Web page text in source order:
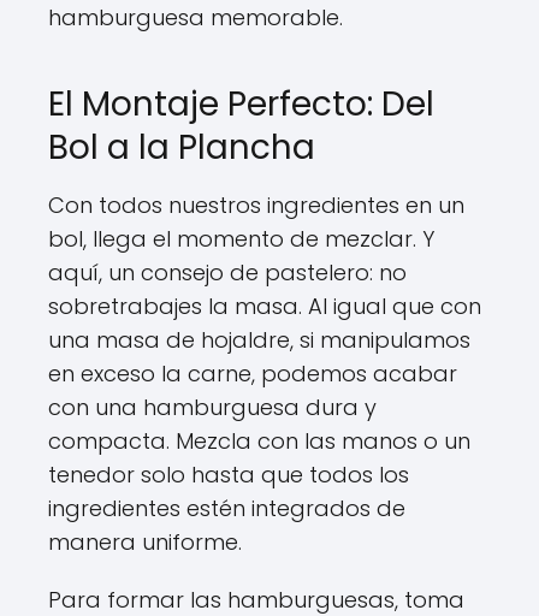
hamburguesa memorable.
El Montaje Perfecto: Del
Bol a la Plancha
Con todos nuestros ingredientes en un
bol, llega el momento de mezclar. Y
aquí, un consejo de pastelero: no
sobretrabajes la masa. Al igual que con
una masa de hojaldre, si manipulamos
en exceso la carne, podemos acabar
con una hamburguesa dura y
compacta. Mezcla con las manos o un
tenedor solo hasta que todos los
ingredientes estén integrados de
manera uniforme.
Para formar las hamburguesas, toma